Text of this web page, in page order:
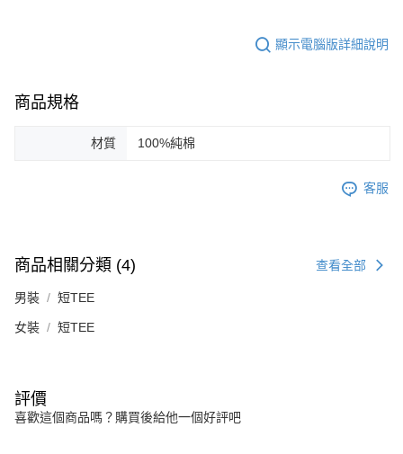
請求用戶進行身份認證。
５．嚴禁一人註冊多個帳號或使用他人資訊註冊。若發現惡意使用之情形，
顯示電腦版詳細說明
商品規格
材質 100%純棉
客服
商品相關分類 (4) 查看全部
男裝 短TEE
女裝 短TEE
評價
喜歡這個商品嗎？購買後給他一個好評吧